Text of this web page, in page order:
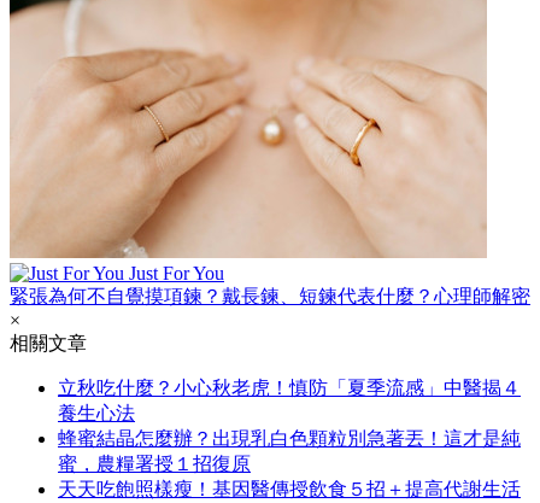
Just For You
緊張為何不自覺摸項鍊？戴長鍊、短鍊代表什麼？心理師解密
×
相關文章
立秋吃什麼？小心秋老虎！慎防「夏季流感」中醫揭４
養生心法
蜂蜜結晶怎麼辦？出現乳白色顆粒別急著丟！這才是純
蜜，農糧署授１招復原
天天吃飽照樣瘦！基因醫傳授飲食５招＋提高代謝生活